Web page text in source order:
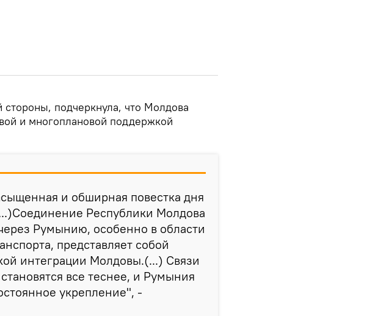
подчеркнула, что Молдова
и многоплановой поддержкой
и обширная повестка дня
Республики Молдова
Румынию, особенно в области
представляет собой
интеграции Молдовы.(...) Связи
все теснее, и Румыния
укрепление", -